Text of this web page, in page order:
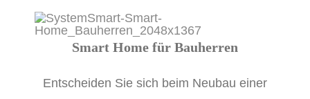
Smart Home für Bauherren
Entscheiden Sie sich beim Neubau einer